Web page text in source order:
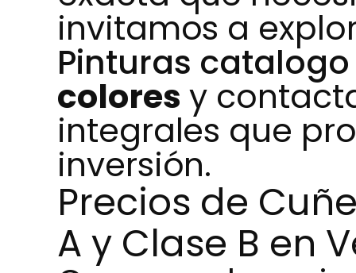
invitamos a
Pinturas catalogo
colores y
integrales que
inversión.
Precios de
A y Clase B en